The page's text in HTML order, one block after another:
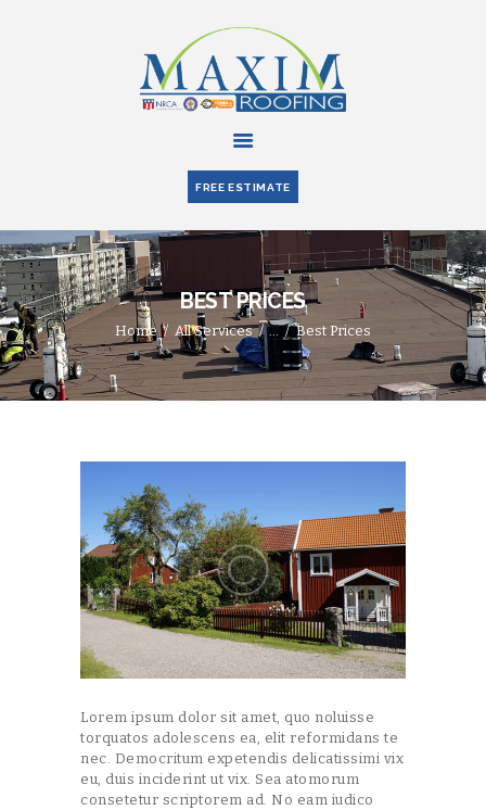
FREE ESTIMATE
BEST PRICES
Home All Services ... Best Prices
ABOUT US
SERVICES
PARTNERS
BLOG
CONTACT US
Lorem ipsum dolor sit amet, quo noluisse
torquatos adolescens ea, elit reformidans te
nec. Democritum expetendis delicatissimi vix
eu, duis inciderint ut vix. Sea atomorum
consetetur scriptorem ad. No eam iudico